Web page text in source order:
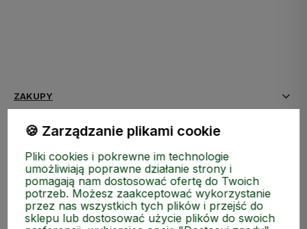
ZAKUPY
MEDIA SPOŁECZNOŚCIOWE
MOJE KONTO
INFORMACJE
🍪 Zarządzanie plikami cookie
Pliki cookies i pokrewne im technologie
umożliwiają poprawne działanie strony i
pomagają nam dostosować ofertę do Twoich
potrzeb. Możesz zaakceptować wykorzystanie
przez nas wszystkich tych plików i przejść do
sklepu lub dostosować użycie plików do swoich